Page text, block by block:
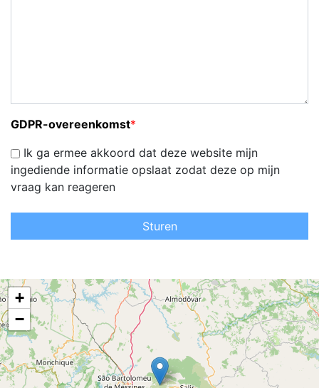
GDPR-overeenkomst*
Ik ga ermee akkoord dat deze website mijn
ingediende informatie opslaat zodat deze op mijn
vraag kan reageren
Sturen
+
−